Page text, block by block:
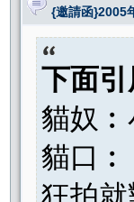
{邀請函}2005
下面引
貓奴︰
貓口
狂拍就